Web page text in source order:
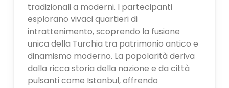
tradizionali a moderni. I partecipanti
esplorano vivaci quartieri di
intrattenimento, scoprendo la fusione
unica della Turchia tra patrimonio antico e
dinamismo moderno. La popolarità deriva
dalla ricca storia della nazione e da città
pulsanti come Istanbul, offrendo